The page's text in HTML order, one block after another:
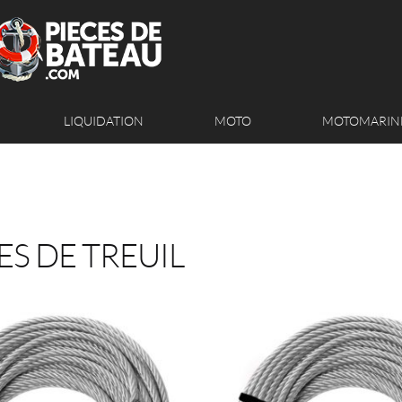
LIQUIDATION MOTO
DE TREUIL